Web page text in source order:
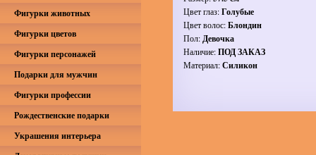
Цвет глаз:Голубые
Цвет волос:Блондин
Пол:Девочка
Наличие:ПОД ЗАКАЗ
Материал:Силикон
Фигурки животных
Фигурки цветов
Фигурки персонажей
Подарки для мужчин
Фигурки профессии
Рождественские подарки
Украшения интерьера